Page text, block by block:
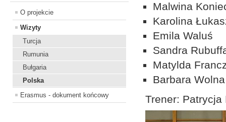
O projekcie
Wizyty
Turcja
Rumunia
Bułgaria
Polska
Erasmus - dokument końcowy
Malwina
Karolina
Emila Waluś
Sandra
Matylda
Barbara Wolna
Trener: Patrycja